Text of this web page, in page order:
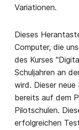
Variationen.
Dieses
Computer, die
des Kurses
Schuljahren an
wird. Dieser
bereits auf dem
Pilotschulen.
erfolgreichen